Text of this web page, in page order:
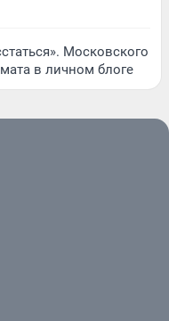
Московского
в личном блоге